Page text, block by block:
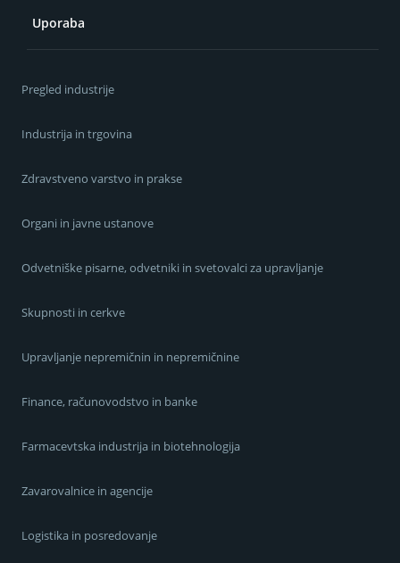
Uporaba
Pregled industrije
Industrija in trgovina
Zdravstveno varstvo in prakse
Organi in javne ustanove
Odvetniške pisarne, odvetniki in svetovalci za upravljanje
Skupnosti in cerkve
Upravljanje nepremičnin in nepremičnine
Finance, računovodstvo in banke
Farmacevtska industrija in biotehnologija
Zavarovalnice in agencije
Logistika in posredovanje